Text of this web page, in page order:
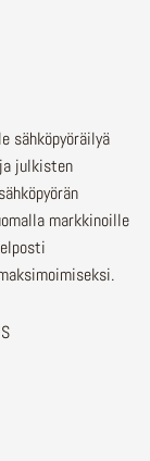
sähköpyöräilyä
julkisten
markkinoille